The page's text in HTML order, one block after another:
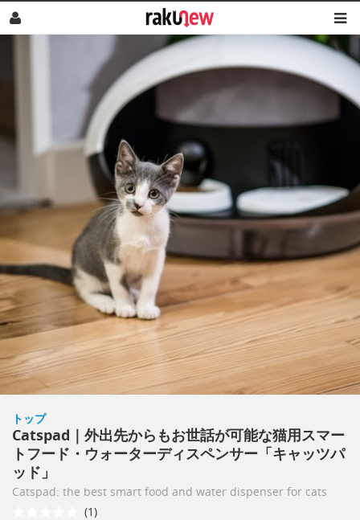
トップ
Catspad｜外出先からもお世話が可能な猫用スマー
トフード・ウォーターディスペンサー「キャッツパ
ッド」
Catspad: the best smart food and water dispenser for cats
(1)